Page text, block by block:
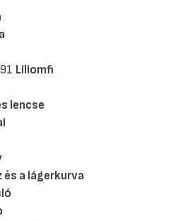
Liliomfi
lencse
és a lágerkurva